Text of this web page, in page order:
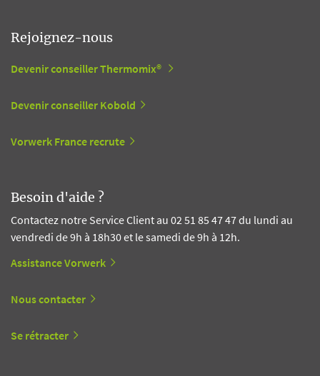
Rejoignez-nous
Devenir conseiller Thermomix®
Devenir conseiller Kobold
Vorwerk France recrute
Besoin d'aide ?
Contactez notre Service Client au 02 51 85 47 47 du lundi au
vendredi de 9h à 18h30 et le samedi de 9h à 12h.
Assistance Vorwerk
Nous contacter
Se rétracter